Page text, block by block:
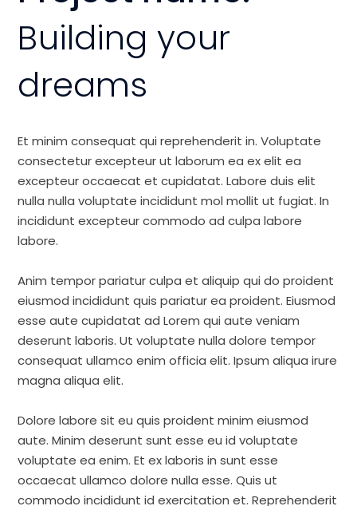
Building your
dreams
Et minim consequat qui reprehenderit in. Voluptate
consectetur excepteur ut laborum ea ex elit ea
excepteur occaecat et cupidatat. Labore duis elit
nulla nulla voluptate incididunt mol mollit ut fugiat. In
incididunt excepteur commodo ad culpa labore
labore.
Anim tempor pariatur culpa et aliquip qui do proident
eiusmod incididunt quis pariatur ea proident. Eiusmod
esse aute cupidatat ad Lorem qui aute veniam
deserunt laboris. Ut voluptate nulla dolore tempor
consequat ullamco enim officia elit. Ipsum aliqua irure
magna aliqua elit.
Dolore labore sit eu quis proident minim eiusmod
aute. Minim deserunt sunt esse eu id voluptate
voluptate ea enim. Et ex laboris in sunt esse
occaecat ullamco dolore nulla esse. Quis ut
commodo incididunt id exercitation et. Reprehenderit